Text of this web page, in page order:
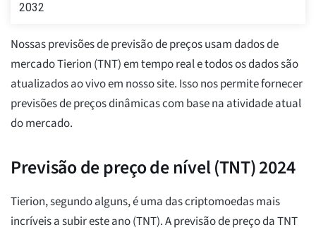
2032
Nossas previsões de previsão de preços usam dados de
mercado Tierion (TNT) em tempo real e todos os dados são
atualizados ao vivo em nosso site. Isso nos permite fornecer
previsões de preços dinâmicas com base na atividade atual
do mercado.
Previsão de preço de nível (TNT) 2024
Tierion, segundo alguns, é uma das criptomoedas mais
incríveis a subir este ano (TNT). A previsão de preço da TNT